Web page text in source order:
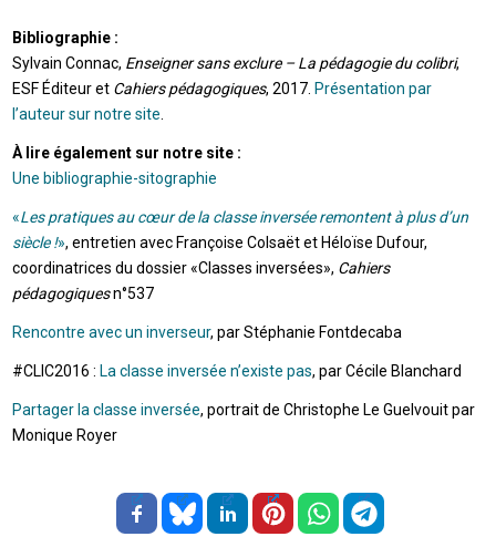
Bibliographie :
Sylvain Connac, Enseigner sans exclure – La pédagogie du colibri,
ESF Éditeur et Cahiers pédagogiques, 2017. Présentation par
l’auteur sur notre site
À lire également sur notre site :
Une bibliographie-sitographie
«Les pratiques au cœur de la classe inversée remontent à plus d’un
siècle !», entretien avec Françoise Colsaët et Héloïse Dufour,
coordinatrices du dossier «Classes inversées», Cahiers
pédagogiquesn°537
Rencontre avec un inverseur, par Stéphanie Fontdecaba
#CLIC2016 : La classe inversée n’existe pas, par Cécile Blanchard
Partager la classe inversée, portrait de Christophe Le Guelvouit par
Monique Royer